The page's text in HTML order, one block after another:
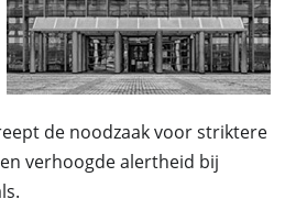
de noodzaak voor striktere
verhoogde alertheid bij